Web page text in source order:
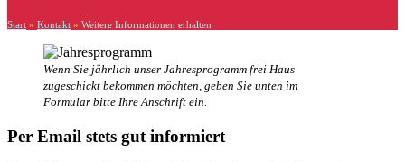
Start » Kontakt » Weitere Informationen erhalten
Wenn Sie jährlich unser Jahresprogramm frei Haus
zugeschickt bekommen möchten, geben Sie unten im
Formular bitte Ihre Anschrift ein.
Per Email stets gut informiert